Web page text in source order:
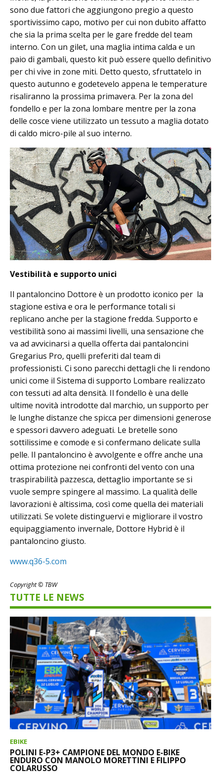
sono due fattori che aggiungono pregio a questo
sportivissimo capo, motivo per cui non dubito affatto
che sia la prima scelta per le gare fredde del team
interno. Con un gilet, una maglia intima calda e un
paio di gambali, questo kit può essere quello definitivo
per chi vive in zone miti. Detto questo, sfruttatelo in
questo autunno e godetevelo appena le temperature
risaliranno la prossima primavera. Per la zona del
fondello e per la zona lombare mentre per la zona
delle cosce viene utilizzato un tessuto a maglia dotato
di caldo micro-pile al suo interno.
Vestibilità e supporto unici
Il pantaloncino Dottore è un prodotto iconico per la
stagione estiva e ora le performance totali si
replicano anche per la stagione fredda. Supporto e
vestibilità sono ai massimi livelli, una sensazione che
va ad avvicinarsi a quella offerta dai pantaloncini
Gregarius Pro, quelli preferiti dal team di
professionisti. Ci sono parecchi dettagli che li rendono
unici come il Sistema di supporto Lombare realizzato
con tessuti ad alta densità. Il fondello è una delle
ultime novità introdotte dal marchio, un supporto per
le lunghe distanze che spicca per dimensioni generose
e spessori davvero adeguati. Le bretelle sono
sottilissime e comode e si confermano delicate sulla
pelle. Il pantaloncino è avvolgente e offre anche una
ottima protezione nei confronti del vento con una
traspirabilità pazzesca, dettaglio importante se si
vuole sempre spingere al massimo. La qualità delle
lavorazioni è altissima, così come quella dei materiali
utilizzati. Se volete distinguervi e migliorare il vostro
equipaggiamento invernale, Dottore Hybrid è il
pantaloncino giusto.
www.q36-5.com
Copyright © TBW
TUTTE LE NEWS
EBIKE
POLINI E-P3+ CAMPIONE DEL MONDO E-BIKE
ENDURO CON MANOLO MORETTINI E FILIPPO
COLARUSSO